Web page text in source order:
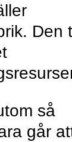
Den
så
går